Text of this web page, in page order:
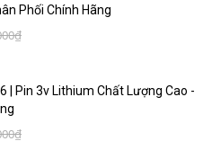
Phối Chính Hãng
| Pin 3v Lithium Chất Lượng Cao -